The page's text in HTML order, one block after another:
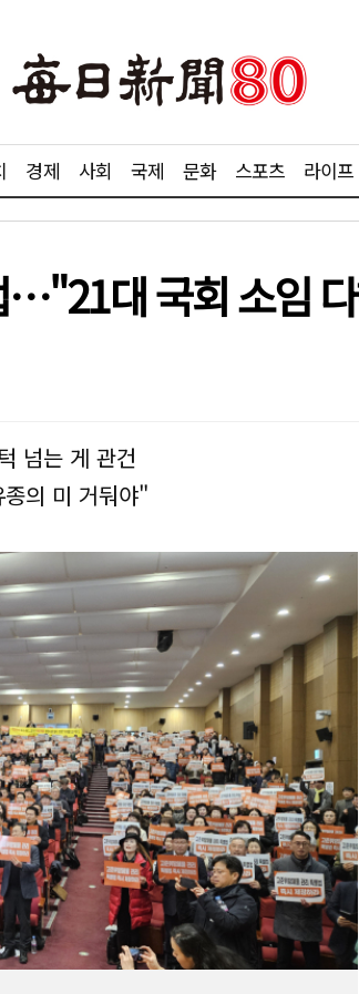
경제 사회 국제 문화 스포츠 라이프
…"21대 국회 소임
넘는 게 관건
의 미 거둬야"